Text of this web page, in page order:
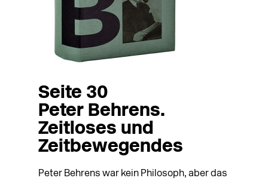
Seite 30
Peter Behrens.
Zeitloses und
Zeitbewegendes
Peter Behrens war kein Philosoph, aber das